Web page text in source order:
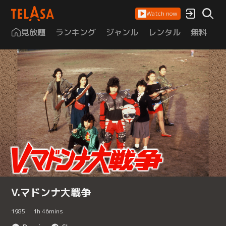
Watch now
見放題 ランキング ジャンル レンタル 無料
V.マドンナ大戦争
1985 1h 46mins